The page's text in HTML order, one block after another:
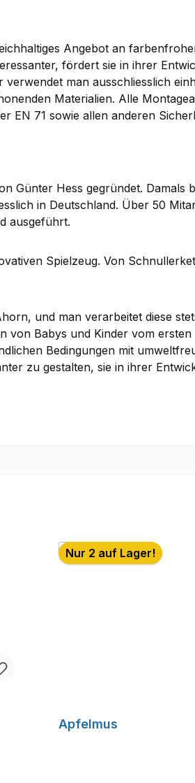
Angebot an
fördert sie in ihrer
man ausschliesslich
Materialien. Alle
EN 71 sowie allen anderen
Günter Hess gegründet.
in Deutschland. Über 50
ausgeführt.
Spielzeug. Von
und man verarbeitet diese
Babys und Kinder vom
Bedingungen mit
zu gestalten, sie in ihrer
Nur 2 auf Lager!
Apfelmus